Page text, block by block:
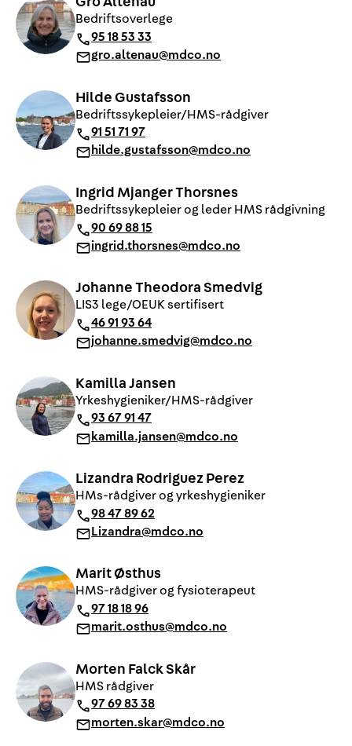
Bedriftsoverlege
95 18 53 33
gro.altenau@mdco.no
Hilde Gustafsson
Bedriftssykepleier/HMS-rådgiver
91 51 71 97
hilde.gustafsson@mdco.no
Ingrid Mjanger Thorsnes
Bedriftssykepleier og leder HMS rådgivning
90 69 88 15
ingrid.thorsnes@mdco.no
Johanne Theodora Smedvig
LIS3 lege/OEUK sertifisert
46 91 93 64
johanne.smedvig@mdco.no
Kamilla Jansen
Yrkeshygieniker/HMS-rådgiver
93 67 91 47
kamilla.jansen@mdco.no
Lizandra Rodriguez Perez
HMs-rådgiver og yrkeshygieniker
98 47 89 62
Lizandra@mdco.no
Marit Østhus
HMS-rådgiver og fysioterapeut
97 18 18 96
marit.osthus@mdco.no
Morten Falck Skår
HMS rådgiver
97 69 83 38
morten.skar@mdco.no